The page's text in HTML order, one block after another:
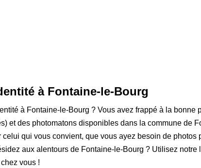
à Fontaine-le-Bourg
à Fontaine-le-Bourg ? Vous avez frappé à la bonne
et des photomatons disponibles dans la commune de
qui vous convient, que vous ayez besoin de photos
aux alentours de Fontaine-le-Bourg ? Utilisez notre
vous !